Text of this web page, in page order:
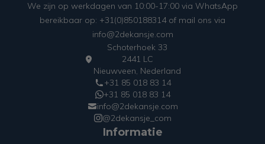
We zijn op werkdagen van 10:00-17:00 via WhatsApp
bereikbaar op: +31(0)850188314 of mail ons via
info@2dekansje.com
Schoterhoek 33
2441 LC
Nieuwveen, Nederland
+31 85 018 83 14
+31 85 018 83 14
info@2dekansje.com
@2dekansje_com
Informatie